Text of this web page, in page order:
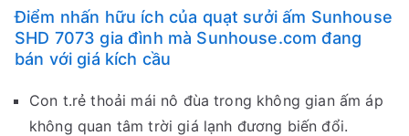
Điểm nhấn hữu ích của quạt sưởi ấm Sunhouse
SHD 7073 gia đình mà Sunhouse.com đang
bán với giá kích cầu
Con t.rẻ thoải mái nô đùa trong không gian ấm áp
không quan tâm trời giá lạnh đương biến đổi.